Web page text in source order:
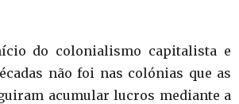
do colonialismo capitalista e
não foi nas colónias que as
acumular lucros mediante a